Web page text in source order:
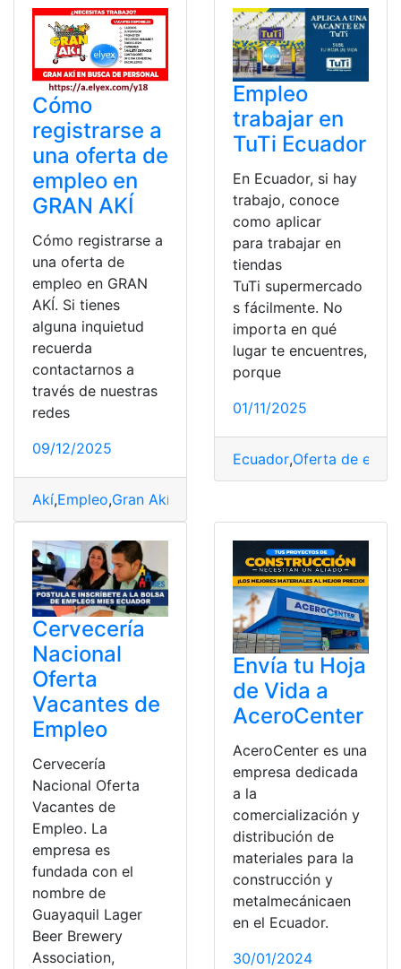
Cómo
registrarse a
una oferta de
empleo en
GRAN AKÍ
Cómo registrarse a
una oferta de
empleo en GRAN
AKÍ. Si tienes
alguna inquietud
recuerda
contactarnos a
través de nuestras
redes
09/12/2025
Akí,Empleo,Gran Akí
Empleo
trabajar en
TuTi Ecuador
En Ecuador, si hay
trabajo, conoce
como aplicar
para trabajar en
tiendas
TuTi supermercado
s fácilmente. No
importa en qué
lugar te encuentres,
porque
01/11/2025
Ecuador,Oferta de
Cervecería
Nacional
Oferta
Vacantes de
Empleo
Cervecería
Nacional Oferta
Vacantes de
Empleo. La
empresa es
fundada con el
nombre de
Guayaquil Lager
Beer Brewery
Association,
Envía tu Hoja
de Vida a
AceroCenter
AceroCenter es una
empresa dedicada
a la
comercialización y
distribución de
materiales para la
construcción y
metalmecánicaen
en el Ecuador.
30/01/2024